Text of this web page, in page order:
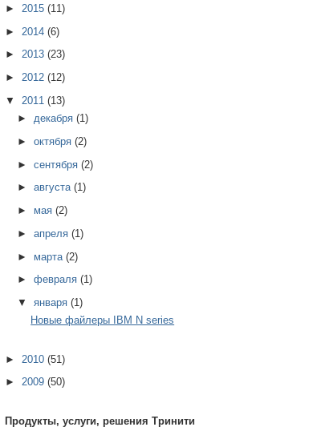
► 2015 (11)
► 2014 (6)
► 2013 (23)
► 2012 (12)
▼ 2011 (13)
►декабря(1)
►октября(2)
►сентября(2)
►августа(1)
► мая(2)
►апреля(1)
► марта(2)
►февраля(1)
▼января(1)
Новые файлеры IBM N series
► 2010 (51)
► 2009 (50)
Продукты, услуги, решения Тринити